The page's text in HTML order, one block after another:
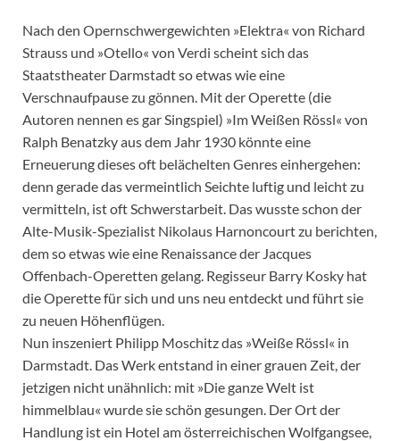
Nach den Opernschwergewichten »Elektra« von Richard
Strauss und »Otello« von Verdi scheint sich das
Staatstheater Darmstadt so etwas wie eine
Verschnaufpause zu gönnen. Mit der Operette (die
Autoren nennen es gar Singspiel) »Im Weißen Rössl« von
Ralph Benatzky aus dem Jahr 1930 könnte eine
Erneuerung dieses oft belächelten Genres einhergehen:
denn gerade das vermeintlich Seichte luftig und leicht zu
vermitteln, ist oft Schwerstarbeit. Das wusste schon der
Alte-Musik-Spezialist Nikolaus Harnoncourt zu berichten,
dem so etwas wie eine Renaissance der Jacques
Offenbach-Operetten gelang. Regisseur Barry Kosky hat
die Operette für sich und uns neu entdeckt und führt sie
zu neuen Höhenflügen.
Nun inszeniert Philipp Moschitz das »Weiße Rössl« in
Darmstadt. Das Werk entstand in einer grauen Zeit, der
jetzigen nicht unähnlich: mit »Die ganze Welt ist
himmelblau« wurde sie schön gesungen. Der Ort der
Handlung ist ein Hotel am österreichischen Wolfgangsee,